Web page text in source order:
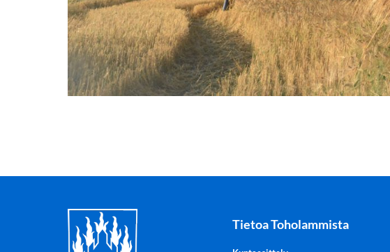
Tietoa Toholammista